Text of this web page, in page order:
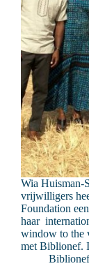
Wia Huisman-
vrijwilligers
Foundation
haar
window to the
met Biblionef.
Biblionef